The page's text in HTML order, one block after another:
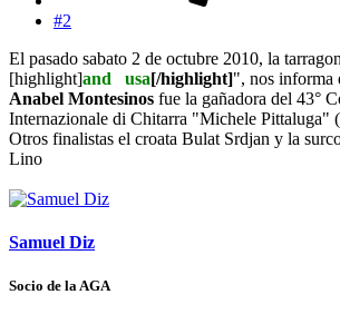
#2
El pasado sabato 2 de octubre 2010, la
[highlight]and usa[/highlight]", nos informa
Anabel Montesinos fue la gañadora del 43°
Internazionale di Chitarra "Michele Pittaluga"
Otros finalistas el croata Bulat Srdjan y la
Lino
Samuel Diz
Socio de la AGA